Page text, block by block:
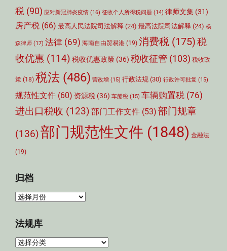
税 (90) 应对新冠肺炎疫情 (16) 征收个人所得税问题 (14) 律师文集 (31)
房产税 (66) 最高人民法院司法解释 (24) 最高法院司法解释 (24) 杨
森律师 (17) 法律 (69) 海南自由贸易港 (19) 消费税 (175)税
收优惠 (114) 税收优惠政策 (36) 税收征管 (103) 税收政
策 (18) 税法 (486) 营改增 (15) 行政法规 (30) 行政许可批复 (15)
规范性文件 (60) 资源税 (36) 车船税 (15) 车辆购置税 (76)
进出口税收 (123) 部门工作文件 (53) 部门规章
(136)部门规范性文件 (1848) 金融法
(19)
归档
归
法规库
法